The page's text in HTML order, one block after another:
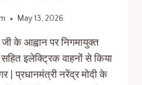
May 13, 2026
जी के आह्वान पर निगमायुक्त
इलेक्ट्रिक वाहनों से किया
| प्रधानमंत्री नरेंद्र मोदी के